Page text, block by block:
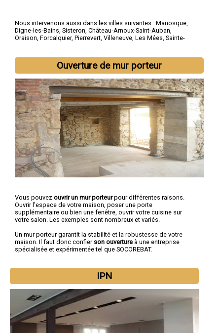
Nous intervenons aussi dans les villes suivantes : Manosque,
Digne-les-Bains, Sisteron, Château-Arnoux-Saint-Auban,
Oraison, Forcalquier, Pierrevert, Villeneuve, Les Mées, Sainte-
Ouverture de mur porteur
Vous pouvez ouvrir un mur porteurpour différentes raisons.
Ouvrir l’espace de votre maison, poser une porte
supplémentaire ou bien une fenêtre, ouvrir votre cuisine sur
votre salon. Les exemples sont nombreux et variés.
Un mur porteur garantit la stabilité et la robustesse de votre
maison. Il faut donc confier son ouverture à une entreprise
spécialisée et expérimentée tel que SOCOREBAT.
IPN